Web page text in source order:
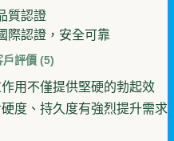
質認證
際認證，安全可靠
戶評價 (5)
用不僅提供堅硬的勃起效
度、持久度有強烈提升需求